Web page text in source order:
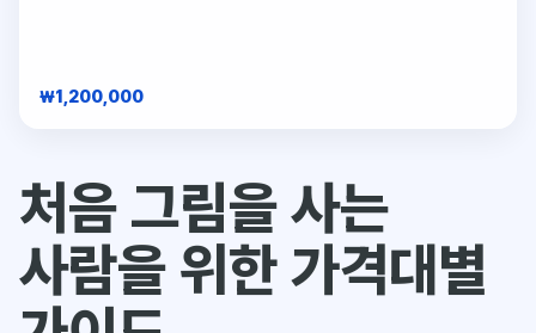
₩1,200,000
처음 그림을 사는
사람을 위한 가격대별